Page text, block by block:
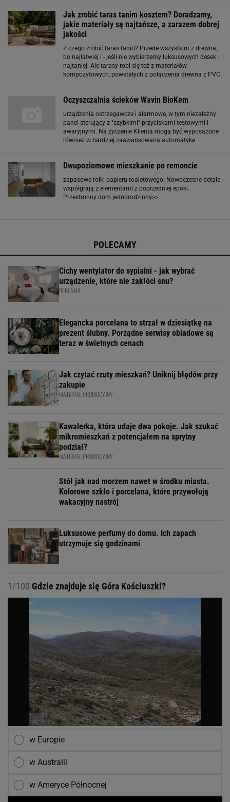
Jak zrobić taras tanim kosztem? Doradzamy,
jakie materiały są najtańsze, a zarazem dobrej
jakości
Z czego zrobić taras tanio? Przede wszystkim z drewna,
bo najłatwiej i - jeśli nie wybierzemy luksusowych desek -
najtaniej. Ale tarasy robi się też z materiałów
kompozytowych, powstałych z połączenia drewna z PVC.
Oczyszczalnia ścieków Wavin BioKem
urządzenia ostrzegawcze i alarmowe, w tym niezależny
panel sterujący z "szybkimi" przyciskami testowymi i
awaryjnymi. Na życzenie Klienta mogą być wyposażone
również w bardziej zaawansowaną automatykę
domu
Dwupoziomowe mieszkanie po remoncie
zapasowe rolki papieru toaletowego. Nowoczesne detale
współgrają z elementami z poprzedniej epoki.
Przestronny dom jednorodzinny>>
POLECAMY
Cichy wentylator do sypialni - jak wybrać
urządzenie, które nie zakłóci snu?
REKLAMA
Elegancka porcelana to strzał w dziesiątkę na
prezent ślubny. Porządne serwisy obiadowe są
teraz w świetnych cenach
Jak czytać rzuty mieszkań? Uniknij błędów przy
zakupie
MATERIAŁ PROMOCYJNY
Kawalerka, która udaje dwa pokoje. Jak szukać
mikromieszkań z potencjałem na sprytny
podział?
MATERIAŁ PROMOCYJNY
Stół jak nad morzem nawet w środku miasta.
Kolorowe szkło i porcelana, które przywołują
wakacyjny nastrój
Luksusowe perfumy do domu. Ich zapach
utrzymuje się godzinami
1/100 Gdzie znajduje się Góra Kościuszki?
w Europie
w Australii
w Ameryce Północnej